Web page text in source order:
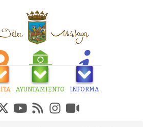
AYUNTAMIENTO INFORMA